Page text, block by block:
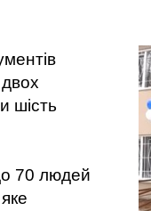
шість
70 людей